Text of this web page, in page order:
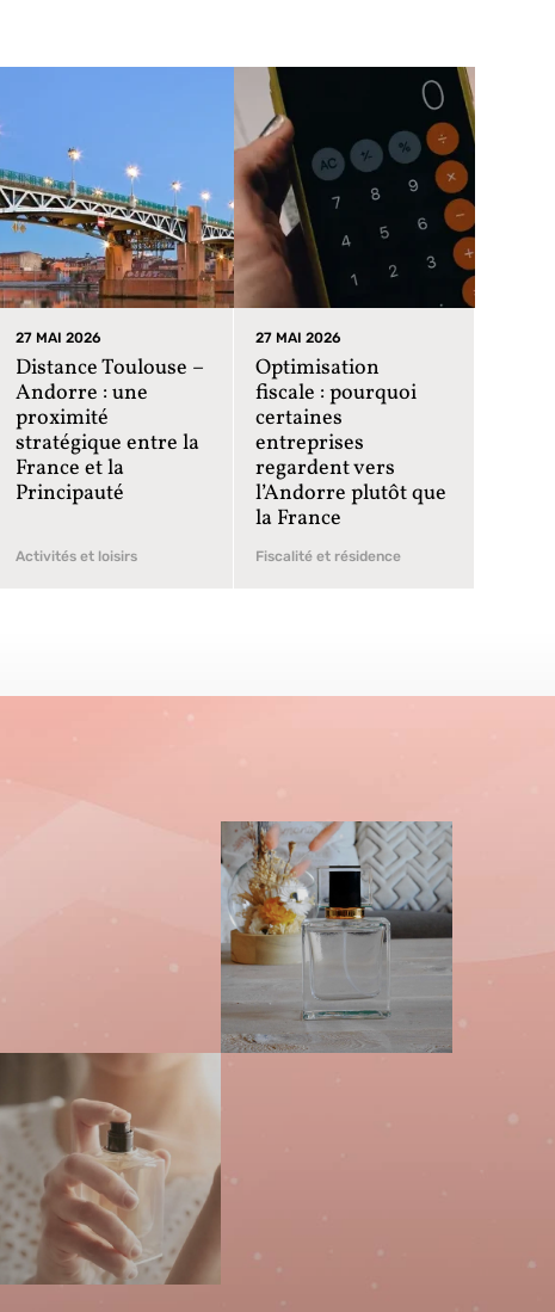
27 MAI 2026
Distance Toulouse –
Andorre : une
proximité
stratégique entre la
France et la
Principauté
Activités et loisirs
27 MAI 2026
Optimisation
fiscale : pourquoi
certaines
entreprises
regardent vers
l’Andorre plutôt que
la France
Fiscalité et résidence